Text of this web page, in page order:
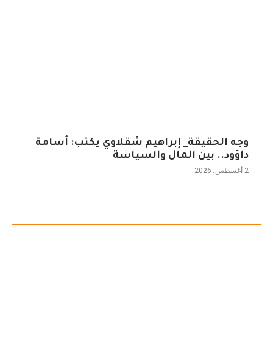
وجه الحقيقة_ إبراهيم شقلاوي يكتب: أسامة
داؤود.. بين المال والسياسة
2 أغسطس، 2026